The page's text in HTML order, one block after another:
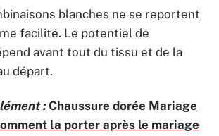
blanches ne se reportent
facilité. Le potentiel de
avant tout du tissu et de la
départ.
: Chaussure dorée Mariage
la porter après le mariage